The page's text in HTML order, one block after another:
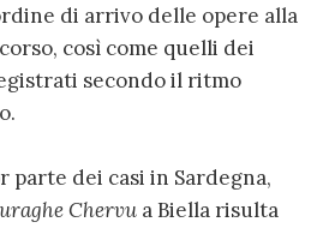
di arrivo delle opere alla
così come quelli dei
secondo il ritmo
parte dei casi in Sardegna,
Chervu a Biella risulta